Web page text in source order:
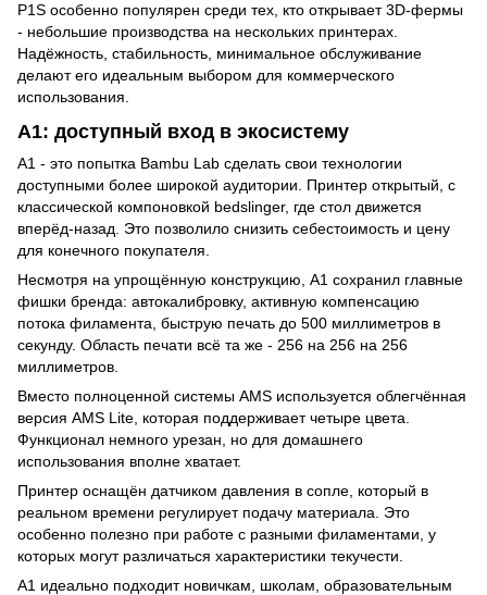
P1S особенно популярен среди тех, кто открывает 3D-фермы
- небольшие производства на нескольких принтерах.
Надёжность, стабильность, минимальное обслуживание
делают его идеальным выбором для коммерческого
использования.
A1: доступный вход в экосистему
A1 - это попытка Bambu Lab сделать свои технологии
доступными более широкой аудитории. Принтер открытый, с
классической компоновкой bedslinger, где стол движется
вперёд-назад. Это позволило снизить себестоимость и цену
для конечного покупателя.
Несмотря на упрощённую конструкцию, A1 сохранил главные
фишки бренда: автокалибровку, активную компенсацию
потока филамента, быструю печать до 500 миллиметров в
секунду. Область печати всё та же - 256 на 256 на 256
миллиметров.
Вместо полноценной системы AMS используется облегчённая
версия AMS Lite, которая поддерживает четыре цвета.
Функционал немного урезан, но для домашнего
использования вполне хватает.
Принтер оснащён датчиком давления в сопле, который в
реальном времени регулирует подачу материала. Это
особенно полезно при работе с разными филаментами, у
которых могут различаться характеристики текучести.
A1 идеально подходит новичкам, школам, образовательным